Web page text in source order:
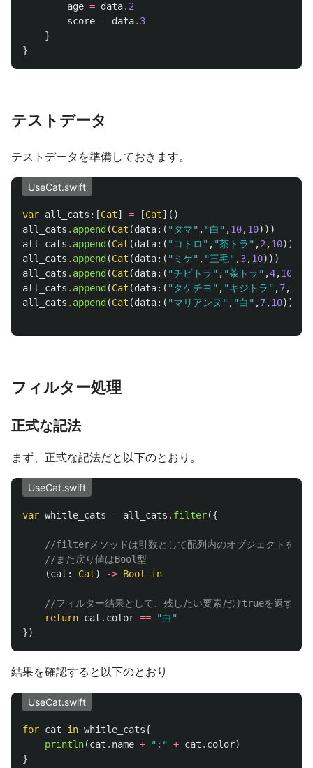
age = data. 2
score = data. 3
}
}
テストデータ
テストデータを準備しておきます。
UseCat.swift
var all_cats :[Cat] = [Cat]()
all_cats . append (Cat (data:( "タマ" , "白" ,10,10)))
all_cats . append (Cat (data:( "コトロ" , "茶トラ" ,2 ,10)))
all_cats . append (Cat (data:( "ミケ" , "三毛" ,3,10)))
all_cats . append (Cat (data:( "チビトラ" , "茶トラ" ,4,10
all_cats . append (Cat (data:( "タケチヨ" , "キジトラ" ,7,
all_cats . append (Cat (data:( "マリアンヌ" , "白" ,7,10)))
フィルター処理
正式な記法
まず、正式な記法だと以下のとおり。
UseCat.swift
var whitle_cats = all_cats . filter({
//filterメソッドは引数として配列内のオブジェクトを受
//また戻り値はBool型
(cat : Cat) -> Bool in
//フィルター結果として、残したい要素だけtrueを返す（
return cat . color ==
"白"
})
結果を確認すると以下のとおり
UseCat.swift
for cat in whitle_cats{
println(cat . name + ":" + cat . color)
}